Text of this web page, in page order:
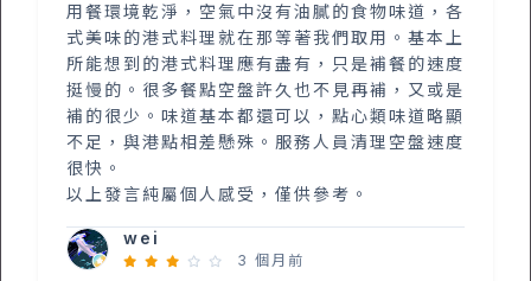
用餐環境乾淨，空氣中沒有油膩的食物味道，各
式美味的港式料理就在那等著我們取用。基本上
所能想到的港式料理應有盡有，只是補餐的速度
挺慢的。很多餐點空盤許久也不見再補，又或是
補的很少。味道基本都還可以，點心類味道略顯
不足，與港點相差懸殊。服務人員清理空盤速度
很快。
以上發言純屬個人感受，僅供參考。
wei
3 個月前